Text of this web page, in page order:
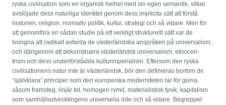
ryska civilisation som en organisk helhet med sin egen semantik, vilket
avslöjade dess naturliga identitet genom dess implicita sätt att förstå
historien, religion, normativ politik, kultur, strategi och så vidare. Men för
att genomföra en sådan studie på ett verkligt strukturellt sätt var de
tvungna att radikalt avfarda de västerländska anspråken på universalism,
och därigenom att dekonstruera västerländsk universalism, etnocen-
trism och dess underförstådda kulturimperialism. Eftersom den ryska
civilisationens natur inte är västerländsk, bör den definieras bortom de
”självklara” principer som den europeiska moderniteten tar för givna,
såsom framsteg, linjär tid, homogen rymd, materialistisk fysik, kapitalism
som samhällsutvecklingens universella öde och så vidare. Begreppet